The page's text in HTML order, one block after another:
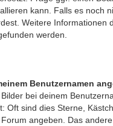
kann. Falls es noch
Weitere Informationen
werden.
Benutzernamen
bei deinem
Oft sind dies Sterne,
angeben. Das